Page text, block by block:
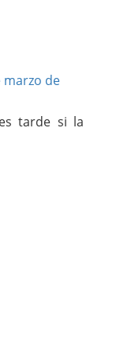
marzo de
tarde si la